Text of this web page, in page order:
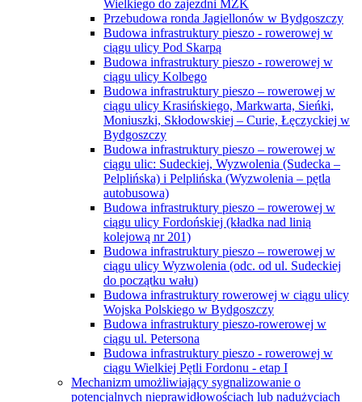
Wielkiego do zajezdni MZK
Przebudowa ronda Jagiellonów w Bydgoszczy
Budowa infrastruktury pieszo - rowerowej w
ciągu ulicy Pod Skarpą
Budowa infrastruktury pieszo - rowerowej w
ciągu ulicy Kolbego
Budowa infrastruktury pieszo – rowerowej w
ciągu ulicy Krasińskiego, Markwarta, Sieńki,
Moniuszki, Skłodowskiej – Curie, Łęczyckiej w
Bydgoszczy
Budowa infrastruktury pieszo – rowerowej w
ciągu ulic: Sudeckiej, Wyzwolenia (Sudecka –
Pelplińska) i Pelplińska (Wyzwolenia – pętla
autobusowa)
Budowa infrastruktury pieszo – rowerowej w
ciągu ulicy Fordońskiej (kładka nad linią
kolejową nr 201)
Budowa infrastruktury pieszo – rowerowej w
ciągu ulicy Wyzwolenia (odc. od ul. Sudeckiej
do początku wału)
Budowa infrastruktury rowerowej w ciągu ulicy
Wojska Polskiego w Bydgoszczy
Budowa infrastruktury pieszo-rowerowej w
ciągu ul. Petersona
Budowa infrastruktury pieszo - rowerowej w
ciągu Wielkiej Pętli Fordonu - etap I
Mechanizm umożliwiający sygnalizowanie o
potencjalnych nieprawidłowościach lub nadużyciach